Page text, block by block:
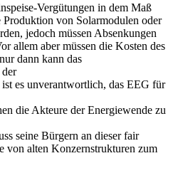
Vergütungen in dem Maß
von Solarmodulen oder
jedoch müssen Absenkungen
allem aber müssen die Kosten des
dann kann das
es unverantwortlich, das EEG für
die Akteure der Energiewende zu
seine Bürgern an dieser fair
von alten Konzernstrukturen zum